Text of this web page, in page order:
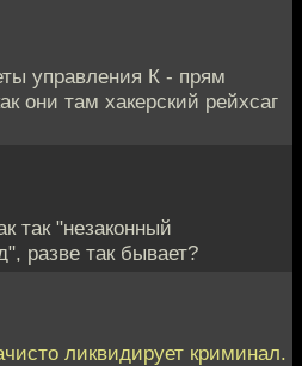
управления К - прям
они там хакерский рейхсаг
так "незаконный
разве так бывает?
ликвидирует криминал.